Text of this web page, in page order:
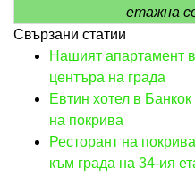
етажна
Свързани статии
Нашият апартамент
центъра на града
Евтин хотел в
на покрива
Ресторант на
към града на 34-ия